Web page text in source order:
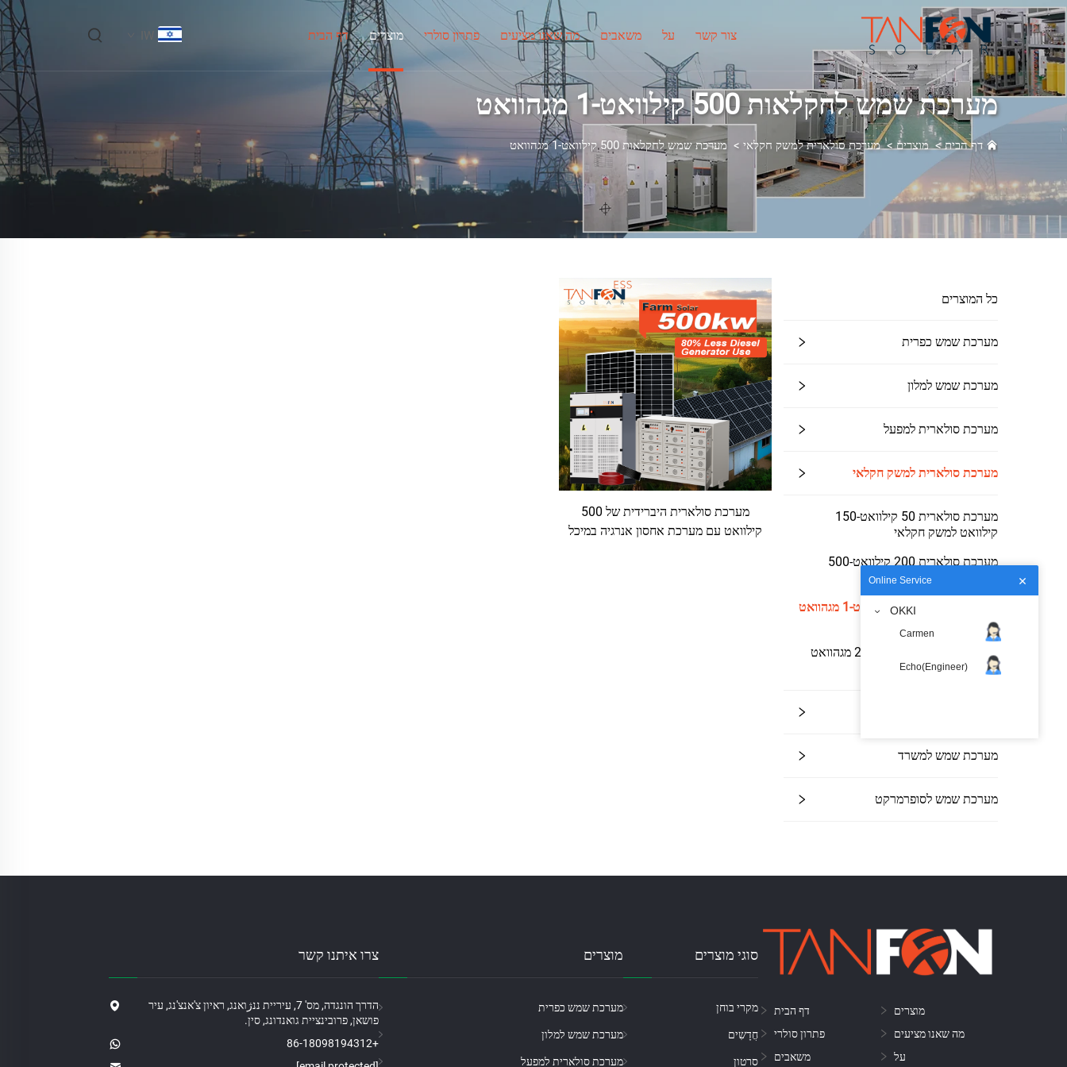
דף הבית מוצרים פתרון סולרי מה שאנו מציעים משאבים על צור קשר IW
מערכת שמש לחקלאות 500 קילוואט-1 מגהוואט
דף הבית> מוצרים>מערכת סולארית למשק חקלאי > מערכת שמש לחקלאות 500 קילוואט-1 מגהוואט
כל המוצרים
מערכת שמש כפרית
מערכת שמש למלון
מערכת סולארית למפעל
מערכת סולארית למשק חקלאי
מערכת סולארית 50 קילוואט-150
קילוואט למשק חקלאי
מערכת סולארית 200 קילוואט-500
קילוואט למשק חקלאי
מערכת סולארית 500 קילוואט-1 מגהוואט
למשק חקלאי
מערכת סולארית 1 מגהוואט-2 מגהוואט
למשק חקלאי
מערכת שמש למשרד
מערכת שמש לסופרמרקט
מערכת סולארית היברידית של 500
קילוואט עם מערכת אחסון אנרגיה במיכל
דף הבית
מוצרים
פתרון סולרי
מה שאנו מציעים
משאבים
על
סוגי מוצרים
מקרי בוחן
חֲדָשִים
סרטון
מוצרים
מערכת שמש כפרית
מערכת שמש למלון
מערכת סולארית למפעל
צרו איתנו קשר
הדרך הונגדה, מס' 7, עיריית ננژואנג, ראיון צ'אנצ'נג, עיר
פושאן, פרובינציית גואנדונג, סין.
+86-18098194312
Online Service
OKKI
Carmen
Echo(Engineer)